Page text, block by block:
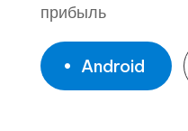
Приложение для
прибыль
Android